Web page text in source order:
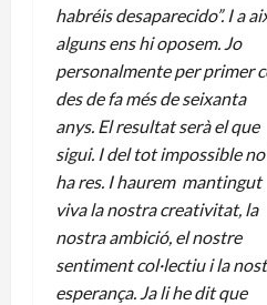
habréis desaparecido”. I a
alguns ens hi oposem. Jo
personalmente per primer
des de fa més de seixanta
anys. El resultat serà el que
sigui. I del tot impossible
ha res. I haurem mantingut
viva la nostra creativitat, la
nostra ambició, el nostre
sentiment col·lectiu i la
esperança. Ja li he dit que